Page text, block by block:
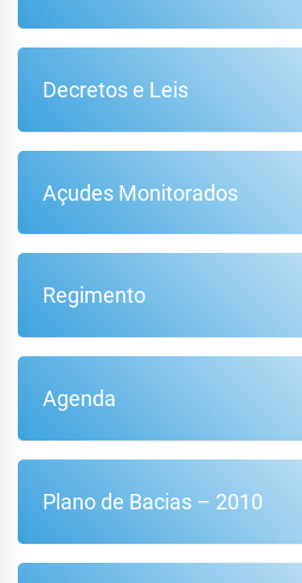
Decretos e Leis
Açudes Monitorados
Regimento
Agenda
Plano de Bacias – 2010